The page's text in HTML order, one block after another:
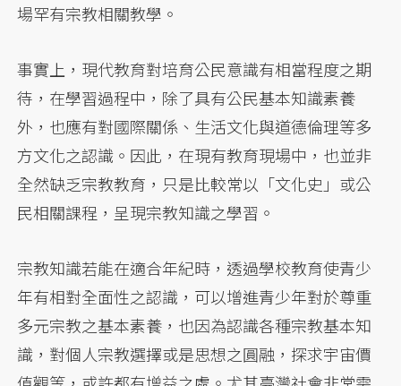
場罕有宗教相關教學。
事實上，現代教育對培育公民意識有相當程度之期
待，在學習過程中，除了具有公民基本知識素養
外，也應有對國際關係、生活文化與道德倫理等多
方文化之認識。因此，在現有教育現場中，也並非
全然缺乏宗教教育，只是比較常以「文化史」或公
民相關課程，呈現宗教知識之學習。
宗教知識若能在適合年紀時，透過學校教育使青少
年有相對全面性之認識，可以增進青少年對於尊重
多元宗教之基本素養，也因為認識各種宗教基本知
識，對個人宗教選擇或是思想之圓融，探求宇宙價